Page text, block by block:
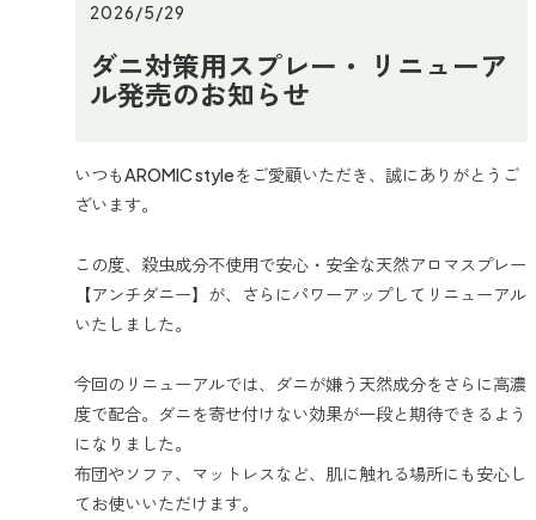
2026/5/29
ダニ対策用スプレー・ リニューア
ル発売のお知らせ
いつもAROMIC styleをご愛顧いただき、誠にありがとうご
ざいます。
この度、殺虫成分不使用で安心・安全な天然アロマスプレー
【アンチダニー】が、さらにパワーアップしてリニューアル
いたしました。
今回のリニューアルでは、ダニが嫌う天然成分をさらに高濃
度で配合。ダニを寄せ付けない効果が一段と期待できるよう
になりました。
布団やソファ、マットレスなど、肌に触れる場所にも安心し
てお使いいただけます。